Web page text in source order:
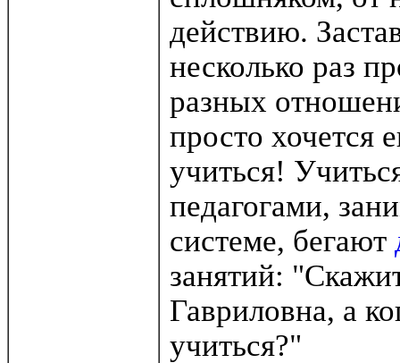
действию.
несколько раз
разных
просто хочется
учиться!
педагогами,
системе, бегают
занятий:
Гавриловна, а
учиться?"